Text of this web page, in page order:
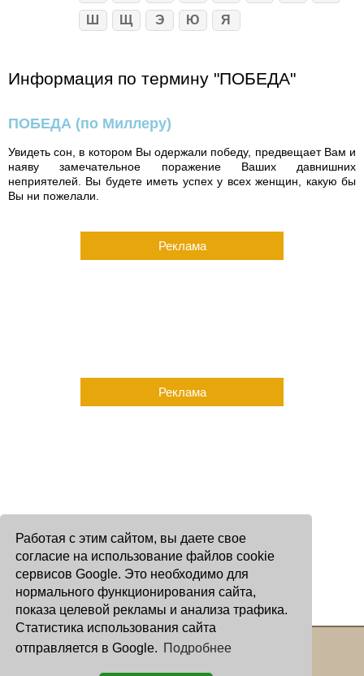
Работая с этим сайтом, вы даете свое
согласие на использование файлов cookie
сервисов Google. Это необходимо для
нормального функционирования сайта,
показа целевой рекламы и анализа трафика.
Статистика использования сайта
отправляется в Google. Подробнее
Ш
Щ Э Ю Я
Информация по термину "ПОБЕДА"
ПОБЕДА (по Миллеру)
Увидеть сон, в котором Вы одержали победу, предвещает Вам и
наяву замечательное поражение Ваших давнишних
неприятелей. Вы будете иметь успех у всех женщин, какую бы
Вы ни пожелали.
Реклама
Реклама
Copyright © 2000 - 2026 Oculus